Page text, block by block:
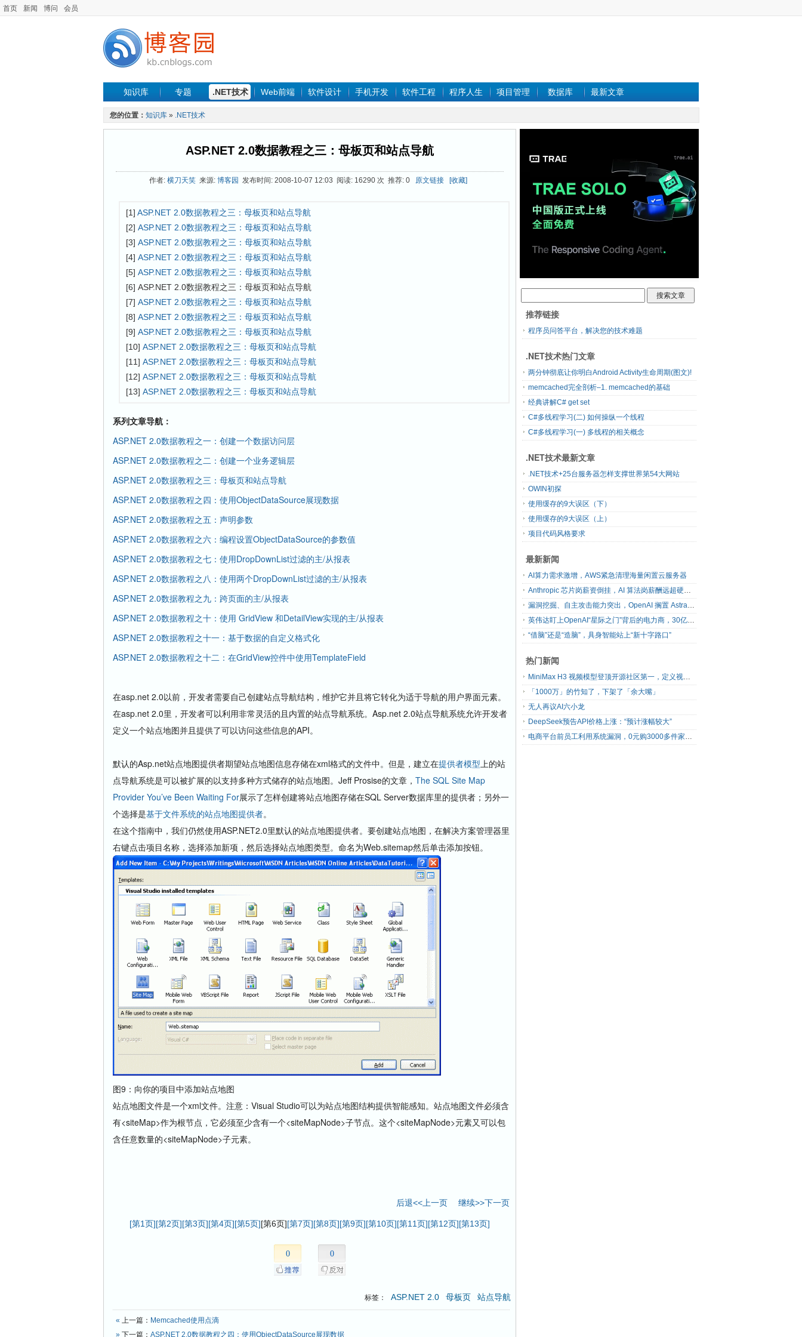
首页 新闻 博问 会员
知识库 专题 .NET技术 Web前端 软件设计 手机开发 软件工程 程序人生 项目管理 数据库 最新文章
您的位置： 知识库 » .NET技术
ASP.NET 2.0数据教程之三：母板页和站点导航
作者: 横刀天笑来源: 博客园 发布时间: 2008-10-07 12:03 阅读: 16290 次 推荐: 0 原文链接 [收藏]
[1] ASP.NET 2.0数据教程之三：母板页和站点导航
[2] ASP.NET 2.0数据教程之三：母板页和站点导航
[3] ASP.NET 2.0数据教程之三：母板页和站点导航
[4] ASP.NET 2.0数据教程之三：母板页和站点导航
[5] ASP.NET 2.0数据教程之三：母板页和站点导航
[6] ASP.NET 2.0数据教程之三：母板页和站点导航
[7] ASP.NET 2.0数据教程之三：母板页和站点导航
[8] ASP.NET 2.0数据教程之三：母板页和站点导航
[9] ASP.NET 2.0数据教程之三：母板页和站点导航
[10] ASP.NET 2.0数据教程之三：母板页和站点导航
[11] ASP.NET 2.0数据教程之三：母板页和站点导航
[12] ASP.NET 2.0数据教程之三：母板页和站点导航
[13] ASP.NET 2.0数据教程之三：母板页和站点导航
系列文章导航：
ASP.NET 2.0数据教程之一：创建一个数据访问层
ASP.NET 2.0数据教程之二：创建一个业务逻辑层
ASP.NET 2.0数据教程之三：母板页和站点导航
ASP.NET 2.0数据教程之四：使用ObjectDataSource展现数据
ASP.NET 2.0数据教程之五：声明参数
ASP.NET 2.0数据教程之六：编程设置ObjectDataSource的参数值
ASP.NET 2.0数据教程之七：使用DropDownList过滤的主/从报表
ASP.NET 2.0数据教程之八：使用两个DropDownList过滤的主/从报表
ASP.NET 2.0数据教程之九：跨页面的主/从报表
ASP.NET 2.0数据教程之十：使用 GridView 和DetailView实现的主/从报表
ASP.NET 2.0数据教程之十一：基于数据的自定义格式化
ASP.NET 2.0数据教程之十二：在GridView控件中使用TemplateField
在asp.net 2.0以前，开发者需要自己创建站点导航结构，维护它并且将它转化为适于导航的用户界面元素。
在asp.net 2.0里，开发者可以利用非常灵活的且内置的站点导航系统。Asp.net 2.0站点导航系统允许开发者
定义一个站点地图并且提供了可以访问这些信息的API。
默认的Asp.net站点地图提供者期望站点地图信息存储在xml格式的文件中。但是，建立在提供者模型上的站
点导航系统是可以被扩展的以支持多种方式储存的站点地图。Jeff Prosise的文章， The SQL Site Map
Provider You’ve Been Waiting For展示了怎样创建将站点地图存储在SQL Server数据库里的提供者；另外一
个选择是基于文件系统的站点地图提供者。
在这个指南中，我们仍然使用ASP.NET2.0里默认的站点地图提供者。要创建站点地图，在解决方案管理器里
右键点击项目名称，选择添加新项，然后选择站点地图类型。命名为Web.sitemap然后单击添加按钮。
图9：向你的项目中添加站点地图
站点地图文件是一个xml文件。注意：Visual Studio可以为站点地图结构提供智能感知。站点地图文件必须含
有<siteMap>作为根节点，它必须至少含有一个<siteMapNode>子节点。这个<siteMapNode>元素又可以包
含任意数量的<siteMapNode>子元素。
后退<<上一页 继续>>下一页
[第1页][第2页][第3页][第4页][第5页][第6页][第7页][第8页][第9页][第10页][第11页][第12页][第13页]
0 0
标签： ASP.NET 2.0 母板页 站点导航
« 上一篇： Memcached使用点滴
» 下一篇： ASP.NET 2.0数据教程之四：使用ObjectDataSource展现数据
推荐链接
程序员问答平台，解决您的技术难题
.NET技术热门文章
两分钟彻底让你明白Android Activity生命周期(图文)!
memcached完全剖析–1. memcached的基础
经典讲解C# get set
C#多线程学习(二) 如何操纵一个线程
C#多线程学习(一) 多线程的相关概念
.NET技术最新文章
.NET技术+25台服务器怎样支撑世界第54大网站
OWIN初探
使用缓存的9大误区（下）
使用缓存的9大误区（上）
项目代码风格要求
最新新闻
AI算力需求激增，AWS紧急清理海量闲置云服务器
Anthropic 芯片岗薪资倒挂，AI 算法岗薪酬远超硬件工程师
漏洞挖掘、自主攻击能力突出，OpenAI 搁置 Astra 模型发布
英伟达盯上OpenAI“星际之门”背后的电力商，30亿美元直接入股
“借脑”还是“造脑”，具身智能站上“新十字路口”
热门新闻
MiniMax H3 视频模型登顶开源社区第一，定义视频模型领域“斩杀线”
「1000万」的竹知了，下架了「余大嘴」
无人再议AI六小龙
DeepSeek预告API价格上涨：“预计涨幅较大”
电商平台前员工利用系统漏洞，0元购3000多件家电！